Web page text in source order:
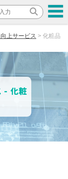
上サービス 化粧品
- 化粧